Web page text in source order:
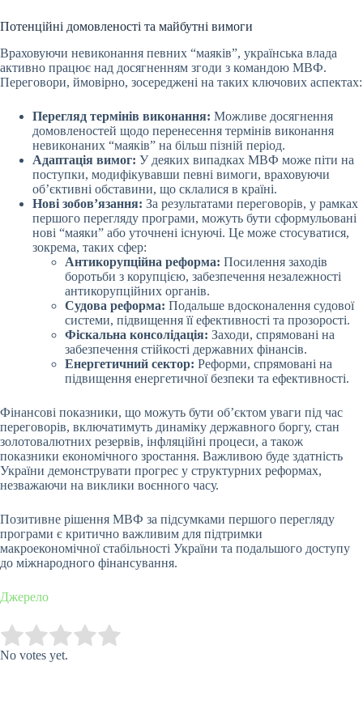
Потенційні домовленості та майбутні вимоги
Враховуючи невиконання певних “маяків”, українська влада
активно працює над досягненням згоди з командою МВФ.
Переговори, ймовірно, зосереджені на таких ключових аспектах:
Перегляд термінів виконання: Можливе досягнення
домовленостей щодо перенесення термінів виконання
невиконаних “маяків” на більш пізній період.
Адаптація вимог: У деяких випадках МВФ може піти на
поступки, модифікувавши певні вимоги, враховуючи
об’єктивні обставини, що склалися в країні.
Нові зобов’язання: За результатами переговорів, у рамках
першого перегляду програми, можуть бути сформульовані
нові “маяки” або уточнені існуючі. Це може стосуватися,
зокрема, таких сфер:
Антикорупційна реформа: Посилення заходів
боротьби з корупцією, забезпечення незалежності
антикорупційних органів.
Судова реформа: Подальше вдосконалення судової
системи, підвищення її ефективності та прозорості.
Фіскальна консолідація: Заходи, спрямовані на
забезпечення стійкості державних фінансів.
Енергетичний сектор: Реформи, спрямовані на
підвищення енергетичної безпеки та ефективності.
Фінансові показники, що можуть бути об’єктом уваги під час
переговорів, включатимуть динаміку державного боргу, стан
золотовалютних резервів, інфляційні процеси, а також
показники економічного зростання. Важливою буде здатність
України демонструвати прогрес у структурних реформах,
незважаючи на виклики воєнного часу.
Позитивне рішення МВФ за підсумками першого перегляду
програми є критично важливим для підтримки
макроекономічної стабільності України та подальшого доступу
до міжнародного фінансування.
Джерело
Rate this item:
No votes yet.